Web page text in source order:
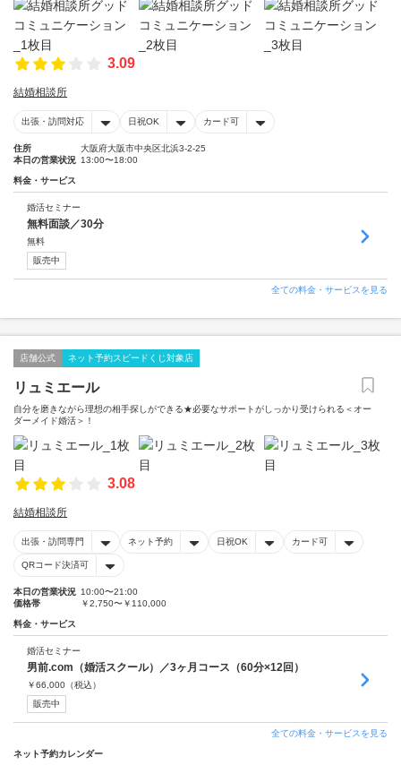
3.09
結婚相談所
出張・訪問対応 日祝OK カード可
住所
大阪府大阪市中央区北浜3-2-25
本日の営業状況 13:00〜18:00
料金・サービス
婚活セミナー
無料面談／30分
無料
販売中
全ての料金・サービスを見る
店舗公式 ネット予約スピードくじ対象店
リュミエール
自分を磨きながら理想の相手探しができる★必要なサポートがしっかり受けられる＜オー
ダーメイド婚活＞！
3.08
結婚相談所
出張・訪問専門 ネット予約 日祝OK カード可
QRコード決済可
本日の営業状況 10:00〜21:00
価格帯
￥2,750〜￥110,000
料金・サービス
婚活セミナー
男前.com（婚活スクール）／3ヶ月コース（60分×12回）
￥66,000 （税込）
販売中
全ての料金・サービスを見る
ネット予約カレンダー